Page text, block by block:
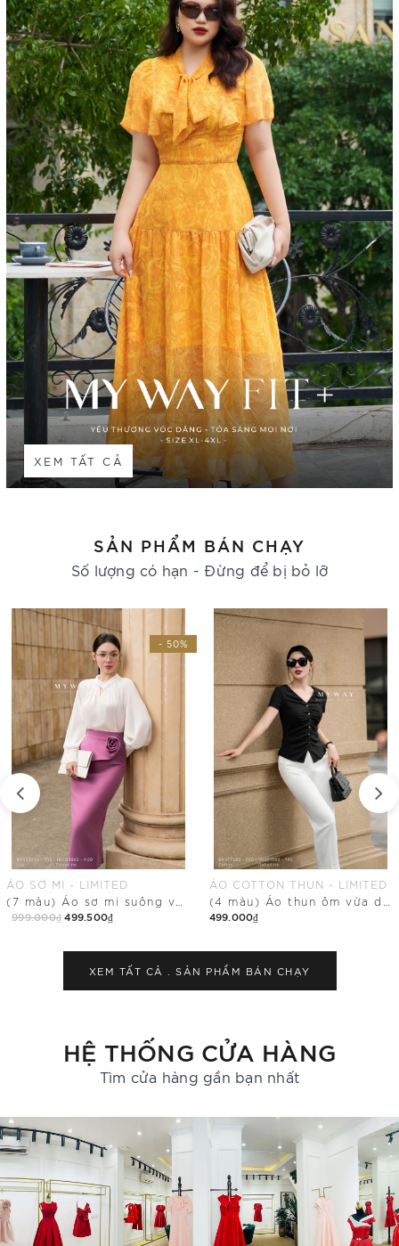
XEM TẤT CẢ
SẢN PHẨM BÁN CHẠY
Số lượng có hạn - Đừng để bị bỏ lỡ
ÁO COTTON THUN - LIMITED
499.000₫
- 30%
QUẦN SUÔNG - LIMITED
499.500₫
XEM TẤT CẢ . SẢN PHẨM BÁN CHẠY
HỆ THỐNG CỬA HÀNG
Tìm cửa hàng gần bạn nhất